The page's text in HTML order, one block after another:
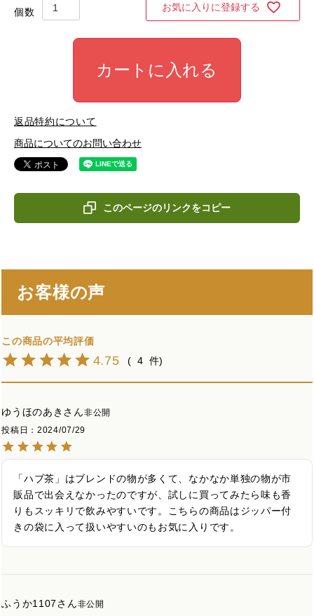
お気に入りに登録する
カートに入れる
返品特約について
商品についてのお問い合わせ
このページのリンクをコピー
お客様の声
4.75 4
ゆうほのあき
非公開
投稿日
2024/07/29
「ハブ茶」はブレンドの物が多くて、なかなか単独の物が市
販品で出会えなかったのですが、試しに買ってみたら味も香
りもスッキリで飲みやすいです。こちらの商品はジッパー付
きの袋に入って扱いやすいのもお気に入りです。
ふうか1107
非公開